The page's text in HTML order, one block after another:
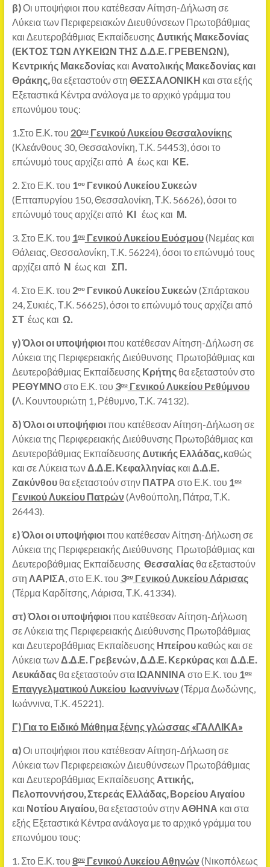
β)Οι υποψήφιοι που κατέθεσαν Αίτηση-Δήλωση σε
Λύκεια των Περιφερειακών Διευθύνσεων Πρωτοβάθμιας
και Δευτεροβάθμιας Εκπαίδευσης Δυτικής Μακεδονίας
(ΕΚΤΟΣ ΤΩΝ ΛΥΚΕΙΩΝ ΤΗΣ Δ.Δ.Ε. ΓΡΕΒΕΝΩΝ),
Κεντρικής Μακεδονίας και Ανατολικής Μακεδονίας και
Θράκης,θα εξεταστούν στη ΘΕΣΣΑΛΟΝΙΚΗ και στα εξής
Εξεταστικά Κέντρα ανάλογα με το αρχικό γράμμα του
επωνύμου τους:
1.Στο Ε.Κ. του 20ουΓενικού Λυκείου Θεσσαλονίκης
(Κλεάνθους 30, Θεσσαλονίκη, Τ.Κ. 54453), όσοι το
επώνυμό τους αρχίζει από Α έως και ΚΕ.
2. Στο Ε.Κ. του 1ουΓενικού Λυκείου Συκεών
(Επταπυργίου 150, Θεσσαλονίκη, Τ.Κ. 56626), όσοι το
επώνυμό τους αρχίζει από ΚΙ έως και Μ.
3. Στο Ε.Κ. του 1ουΓενικού Λυκείου Ευόσμου(Νεμέας και
Θάλειας, Θεσσαλονίκη, Τ.Κ. 56224), όσοι το επώνυμό τους
αρχίζει από Ν έως και ΣΠ.
4. Στο Ε.Κ. του 2ουΓενικού Λυκείου Συκεών (Σπάρτακου
24, Συκιές, Τ.Κ. 56625), όσοι το επώνυμό τους αρχίζει από
ΣΤ έως και Ω.
γ)Όλοι οι υποψήφιοιπου κατέθεσαν Αίτηση-Δήλωση σε
Λύκεια της Περιφερειακής Διεύθυνσης Πρωτοβάθμιας και
Δευτεροβάθμιας Εκπαίδευσης Κρήτης θα εξεταστούν στο
ΡΕΘΥΜΝΟστο Ε.Κ. του 3ουΓενικού Λυκείου Ρεθύμνου
(Λ. Κουντουριώτη 1, Ρέθυμνο, Τ.Κ. 74132).
δ)Όλοι οι υποψήφιοιπου κατέθεσαν Αίτηση-Δήλωση σε
Λύκεια της Περιφερειακής Διεύθυνσης Πρωτοβάθμιας και
Δευτεροβάθμιας Εκπαίδευσης Δυτικής Ελλάδας,καθώς
και σε Λύκεια τωνΔ.Δ.Ε. Κεφαλληνίας και Δ.Δ.Ε.
Ζακύνθουθα εξεταστούν στην ΠΑΤΡΑ στο Ε.Κ. του 1ου
Γενικού Λυκείου Πατρών (Ανθούπολη, Πάτρα, Τ.Κ.
26443).
ε)Όλοι οι υποψήφιοιπου κατέθεσαν Αίτηση-Δήλωση σε
Λύκεια της Περιφερειακής Διεύθυνσης Πρωτοβάθμιας και
Δευτεροβάθμιας Εκπαίδευσης Θεσσαλίας θα εξεταστούν
στη ΛΑΡΙΣΑ, στο Ε.Κ. του 3ουΓενικού Λυκείου Λάρισας
(Τέρμα Καρδίτσης, Λάρισα, Τ.Κ. 41334).
στ)Όλοι οι υποψήφιοιπου κατέθεσαν Αίτηση-Δήλωση
σε Λύκεια της Περιφερειακής Διεύθυνσης Πρωτοβάθμιας
και Δευτεροβάθμιας Εκπαίδευσης Ηπείρου καθώς και σε
Λύκεια τωνΔ.Δ.Ε. Γρεβενών, Δ.Δ.Ε. Κερκύρας και Δ.Δ.Ε.
Λευκάδας θα εξεταστούν στα ΙΩΑΝΝΙΝΑ στο Ε.Κ. του 1ου
Επαγγελματικού Λυκείου Ιωαννίνων (Τέρμα Δωδώνης,
Ιωάννινα, Τ.Κ. 45221).
Γ) Για το Ειδικό Μάθημα ξένης γλώσσας «ΓΑΛΛΙΚΑ»
α)Οι υποψήφιοι που κατέθεσαν Αίτηση-Δήλωση σε
Λύκεια των Περιφερειακών Διευθύνσεων Πρωτοβάθμιας
και Δευτεροβάθμιας Εκπαίδευσης Αττικής,
Πελοποννήσου, Στερεάς Ελλάδας, Βορείου Αιγαίου
και Νοτίου Αιγαίου,θα εξεταστούν στην ΑΘΗΝΑ και στα
εξής Εξεταστικά Κέντρα ανάλογα με το αρχικό γράμμα του
επωνύμου τους:
1. Στο Ε.Κ. του 8ουΓενικού Λυκείου Αθηνών (Νικοπόλεως